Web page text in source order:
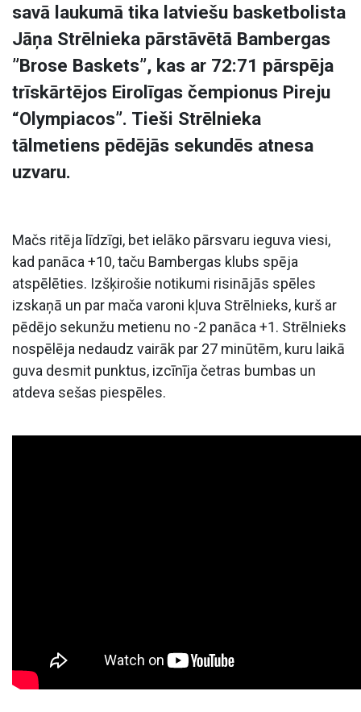
savā laukumā tika latviešu basketbolista
Jāņa Strēlnieka pārstāvētā Bambergas
”Brose Baskets”, kas ar 72:71 pārspēja
trīskārtējos Eirolīgas čempionus Pireju
“Olympiacos”. Tieši Strēlnieka
tālmetiens pēdējās sekundēs atnesa
uzvaru.
Mačs ritēja līdzīgi, bet ielāko pārsvaru ieguva viesi,
kad panāca +10, taču Bambergas klubs spēja
atspēlēties. Izšķirošie notikumi risinājās spēles
izskaņā un par mača varoni kļuva Strēlnieks, kurš ar
pēdējo sekunžu metienu no -2 panāca +1. Strēlnieks
nospēlēja nedaudz vairāk par 27 minūtēm, kuru laikā
guva desmit punktus, izcīnīja četras bumbas un
atdeva sešas piespēles.